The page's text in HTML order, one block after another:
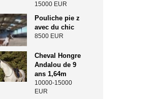
15000 EUR
Pouliche pie z
avec du chic
8500 EUR
Cheval Hongre
Andalou de 9
ans 1,64m
10000-15000
EUR